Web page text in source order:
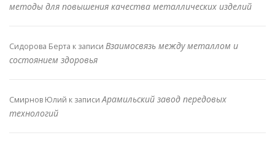
методы для повышения качества металлических изделий
Сидорова Берта к записи Взаимосвязь между металлом и
состоянием здоровья
Смирнов Юлий к записиАрамильский завод передовых
технологий